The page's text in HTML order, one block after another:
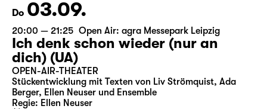
Do 03.09.
20:00 — 21:25 Open Air: agra Messepark Leipzig
Ich denk schon wieder (nur an
dich) (UA)
OPEN-AIR-THEATER
Stückentwicklung mit Texten von Liv Strömquist, Ada
Berger, Ellen Neuser und Ensemble
Regie: Ellen Neuser